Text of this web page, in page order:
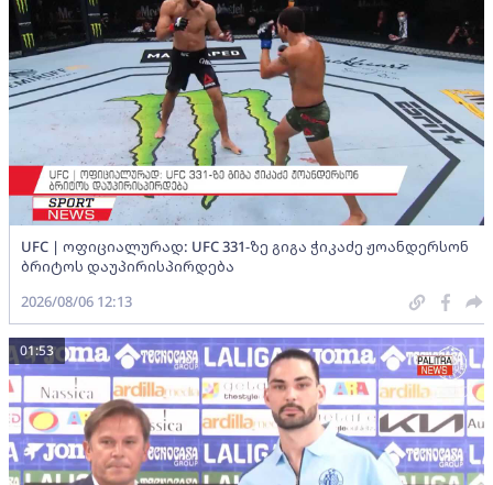
UFC | ოფიციალურად: UFC 331-ზე გიგა ჭიკაძე ჟოანდერსონ
ბრიტოს დაუპირისპირდება
2026/08/06 12:13
01:53